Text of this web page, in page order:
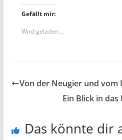
Gefällt mir:
Wird geladen …
Von der Neugier und vom
Ein Blick in
Das könnte dir